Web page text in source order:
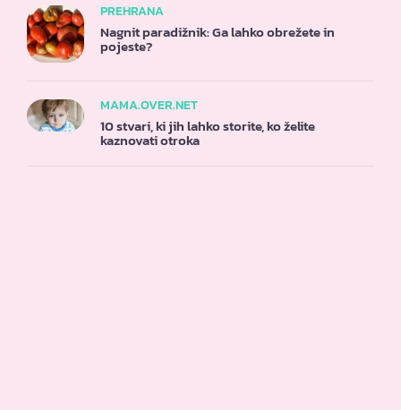
PREHRANA
Nagnit paradižnik: Ga lahko obrežete in
pojeste?
MAMA.OVER.NET
10 stvari, ki jih lahko storite, ko želite
kaznovati otroka